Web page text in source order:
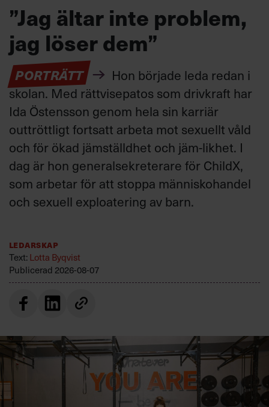
”Jag ältar inte problem,
jag löser dem”
PORTRÄTT
Hon började leda redan i
skolan. Med rättvisepatos som drivkraft har
Ida Östensson genom hela sin karriär
outtröttligt fortsatt arbeta mot sexuellt våld
och för ökad jämställdhet och jäm-likhet. I
dag är hon generalsekreterare för ChildX,
som arbetar för att stoppa människohandel
och sexuell exploatering av barn.
Ledarskap
Text: Lotta Byqvist
Publicerad 2026-08-07